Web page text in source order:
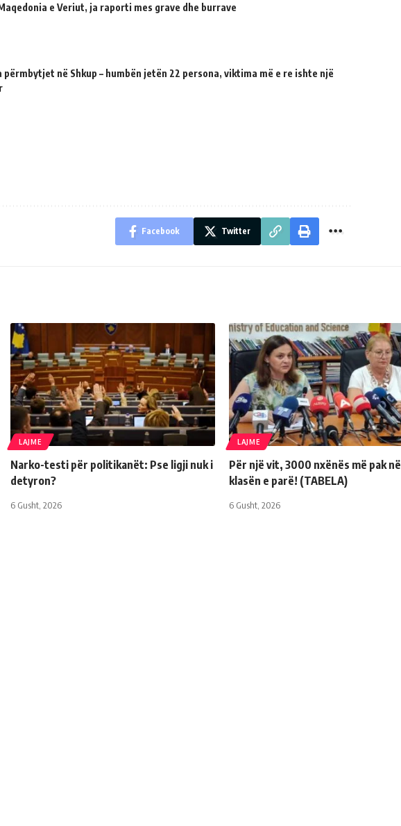
e Veriut, ja raporti mes grave dhe burrave
përmbytjet në Shkup – humbën jetën 22 persona, viktima më e re ishte një
Facebook Twitter
LAJME
Narko-testi për politikanët: Pse ligji nuk i
detyron?
6 Gusht, 2026
LAJME
Për një vit, 3000 nxënës më pak në
klasën e parë! (TABELA)
6 Gusht, 2026